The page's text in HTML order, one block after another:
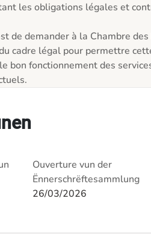
les obligations légales et
de demander à la Chambre
cadre légal pour permettre
bon fonctionnement des
Ouverture vun der
Ënnerschrëftesammlung
26/03/2026